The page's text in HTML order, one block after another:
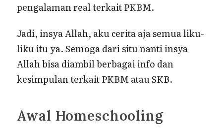
pengalaman real terkait PKBM.
Jadi, insya Allah, aku cerita aja semua liku-
liku itu ya. Semoga dari situ nanti insya
Allah bisa diambil berbagai info dan
kesimpulan terkait PKBM atau SKB.
Awal Homeschooling